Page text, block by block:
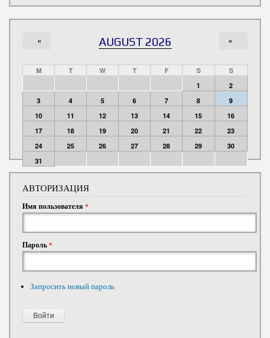
AUGUST 2026
« »
M T W T F S
S
1
2
3
4 5 6 7 8
9
10
11 12 13 14 15
16
17
18 19 20 21 22
23
24
25 26 27 28 29
30
31
АВТОРИЗАЦИЯ
Имя пользователя *
Пароль*
Запросить новый пароль